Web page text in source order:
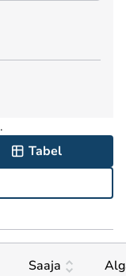
.
Tabel
Saaja